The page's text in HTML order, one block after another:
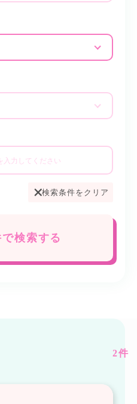
検索条件をクリア
検索する
2件